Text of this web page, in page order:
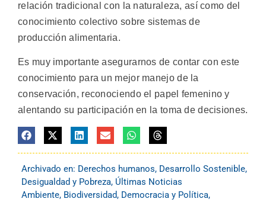
relación tradicional con la naturaleza, así como del
conocimiento colectivo sobre sistemas de
producción alimentaria.
Es muy importante asegurarnos de contar con este
conocimiento para un mejor manejo de la
conservación, reconociendo el papel femenino y
alentando su participación en la toma de decisiones.
Archivado en: Derechos humanos, Desarrollo Sostenible,
Desigualdad y Pobreza, Últimas Noticias
Ambiente, Biodiversidad, Democracia y Política,